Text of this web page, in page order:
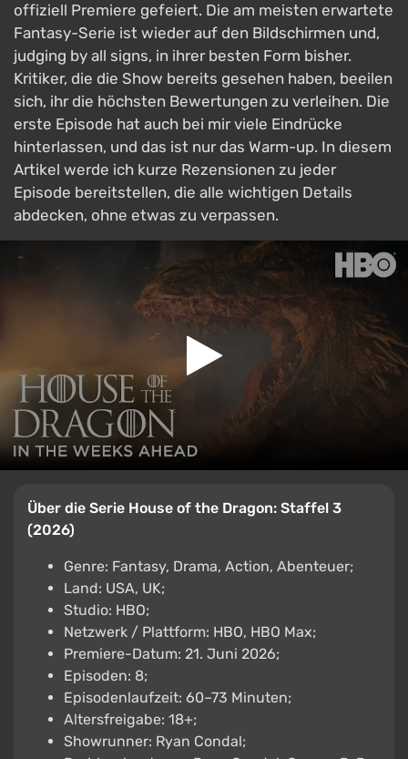
offiziell Premiere gefeiert. Die am meisten erwartete
Fantasy-Serie ist wieder auf den Bildschirmen und,
judging by all signs, in ihrer besten Form bisher.
Kritiker, die die Show bereits gesehen haben, beeilen
sich, ihr die höchsten Bewertungen zu verleihen. Die
erste Episode hat auch bei mir viele Eindrücke
hinterlassen, und das ist nur das Warm-up. In diesem
Artikel werde ich kurze Rezensionen zu jeder
Episode bereitstellen, die alle wichtigen Details
abdecken, ohne etwas zu verpassen.
Über die Serie House of the Dragon: Staffel 3
(2026)
Genre: Fantasy, Drama, Action, Abenteuer;
Land: USA, UK;
Studio: HBO;
Netzwerk / Plattform: HBO, HBO Max;
Premiere-Datum: 21. Juni 2026;
Episoden: 8;
Episodenlaufzeit: 60–73 Minuten;
Altersfreigabe: 18+;
Showrunner: Ryan Condal;